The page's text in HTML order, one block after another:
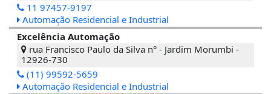
11 97457-9197
Automação Residencial e Industrial
Excelência Automação
rua Francisco Paulo da Silva n° - Jardim Morumbi -
12926-730
(11) 99592-5659
Automação Residencial e Industrial